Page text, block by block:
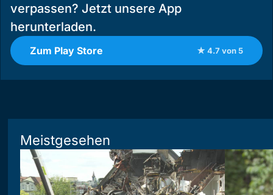
verpassen? Jetzt unsere App
herunterladen.
Zum Play Store ★ 4.7 von 5
Meistgesehen